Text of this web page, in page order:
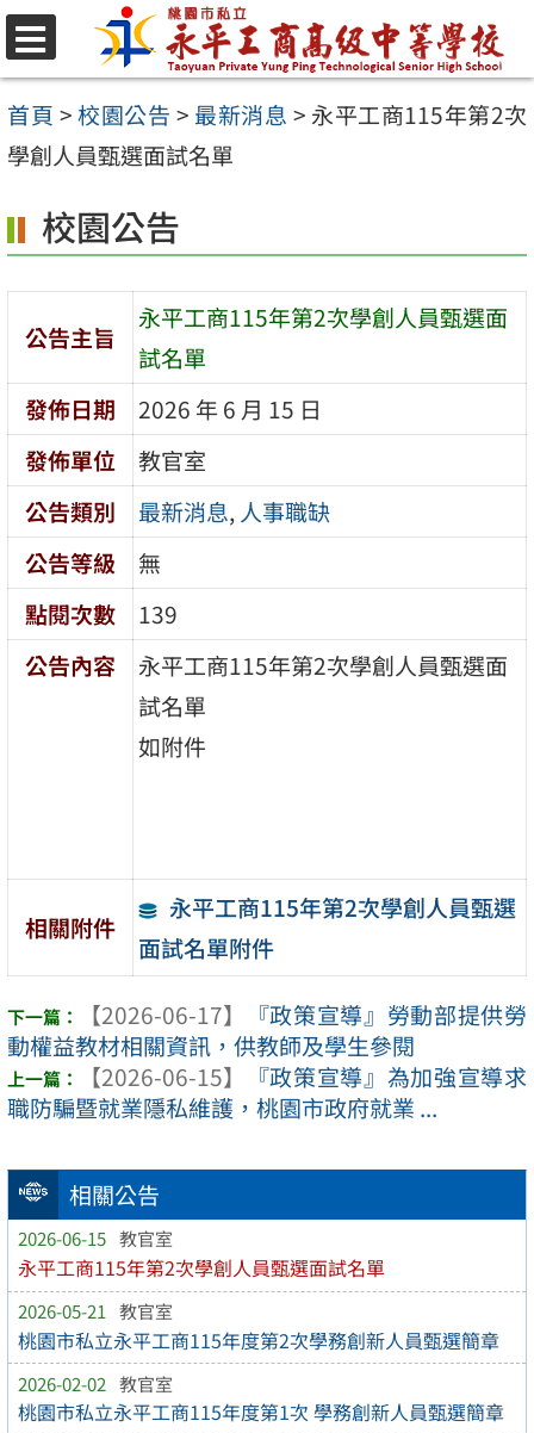
跳
至
主
要
容
區
首頁 >校園公告 > 最新消息 > 永平工商115年第2次
學創人員甄選面試名單
相關公告
2026-06-15 教官室
永平工商115年第2次學創人員甄選面試名單
2026-05-21 教官室
桃園市私立永平工商115年度第2次學務創新人員甄選簡章
2026-02-02 教官室
桃園市私立永平工商115年度第1次 學務創新人員甄選簡章
校園公告
公告主旨
永平工商115年第2次學創人員甄選面
試名單
發佈日期
2026 年 6 月 15 日
發佈單位
教官室
公告類別
最新消息,人事職缺
公告等級
無
點閱次數
139
公告內容
永平工商115年第2次學創人員甄選面
試名單
如附件
相關附件
永平工商115年第2次學創人員甄選
面試名單附件
【2026-06-17】
『政策宣導』勞動部提供勞
動權益教材相關資訊，供教師及學生參閱
【2026-06-15】
『政策宣導』為加強宣導求
職防騙暨就業隱私維護，桃園市政府就業 ...
選
單